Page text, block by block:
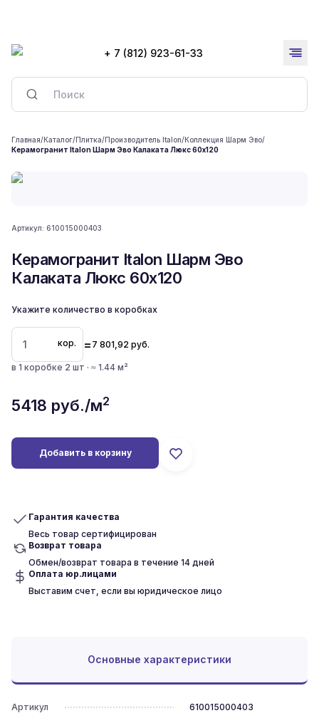
+ 7 (812) 923-61-33
Главная/Каталог/Плитка/Производитель Italon/Коллекция Шарм Эво/
Керамогранит Italon Шарм Эво Калаката Люкс 60x120
Артикул: 610015000403
Керамогранит Italon Шарм Эво
Калаката Люкс 60x120
Укажите количество в коробках
кор. = 7 801,92 руб.
в 1 коробке 2 шт · ≈ 1.44 м²
5418 руб./м2
Добавить в корзину
Гарантия качества
Весь товар сертифицирован
Возврат товара
Обмен/возврат товара в течение 14 дней
Оплата юр.лицами
Выставим счет, если вы юридическое лицо
Основные характеристики
Артикул
610015000403